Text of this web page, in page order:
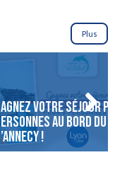
Plus
votre séjour
au bord du
!